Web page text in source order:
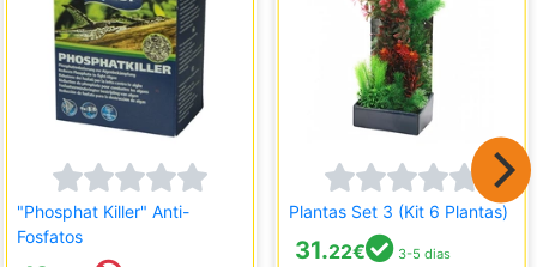
"Phosphat Killer" Anti-
Fosfatos
Plantas Set 3 (Kit 6 Plantas)
31.22€ 3-5 dias